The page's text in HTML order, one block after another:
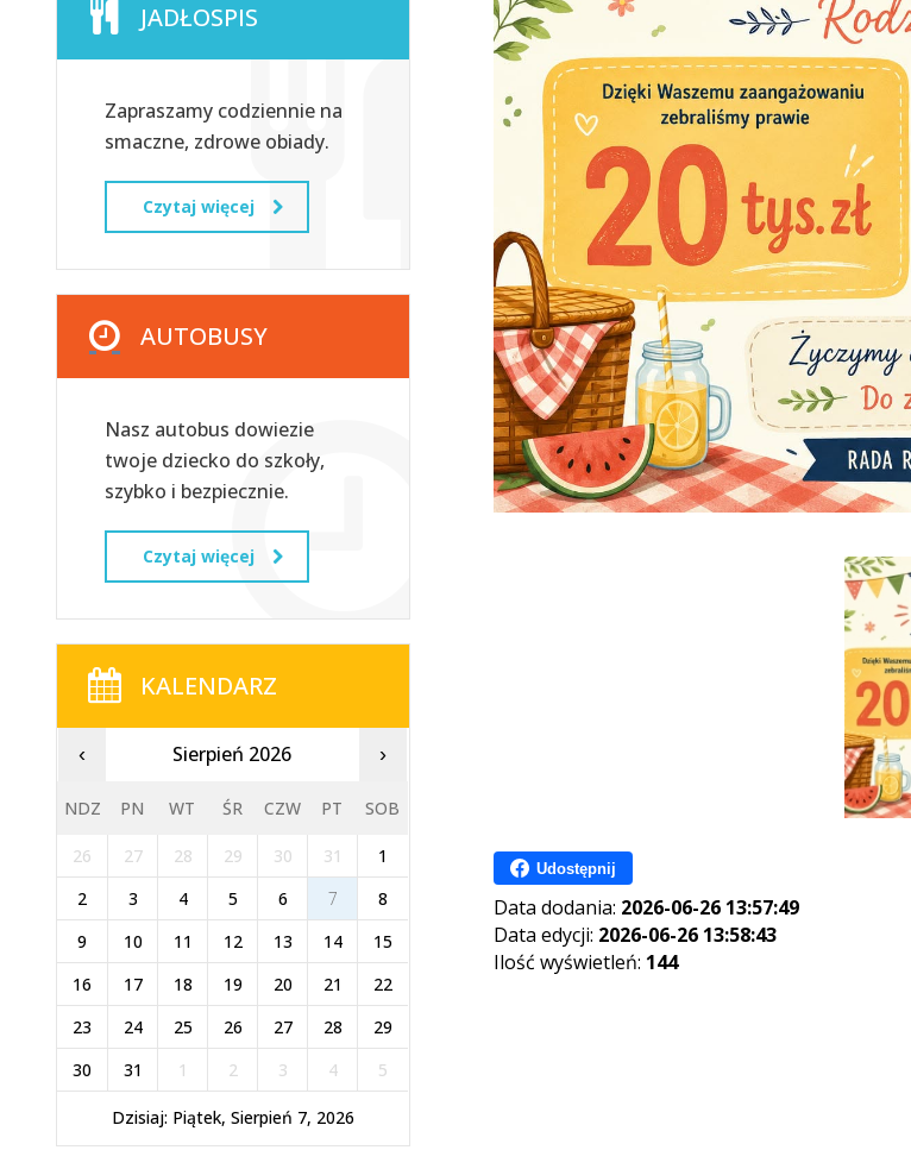
Udostępnij
Data dodania: 2026-06-26 13:57:49
Data edycji: 2026-06-26 13:58:43
Ilość wyświetleń: 144
JADŁOSPIS
Zapraszamy codziennie na
smaczne, zdrowe obiady.
Czytaj więcej
AUTOBUSY
Nasz autobus dowiezie
twoje dziecko do szkoły,
szybko i bezpiecznie.
Czytaj więcej
KALENDARZ
‹ Sierpień 2026 ›
NDZ PN WT ŚR CZW PT SOB
26 27 28 29 30 31
1
2
3 4 5 6 7
8
9
10 11 12 13 14
15
16
17 18 19 20 21
22
23
24 25 26 27 28
29
30
31 1 2 3 4 5
Dzisiaj: Piątek, Sierpień 7, 2026